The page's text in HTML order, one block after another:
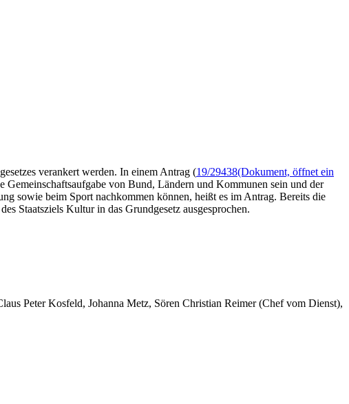
verankert werden. In einem Antrag (19/29438(Dokument, öffnet ein
von Bund, Ländern und Kommunen sein und der
sowie beim Sport nachkommen können, heißt es im Antrag. Bereits die
Staatsziels Kultur in das Grundgesetz ausgesprochen.
Peter Kosfeld, Johanna Metz, Sören Christian Reimer (Chef vom Dienst),